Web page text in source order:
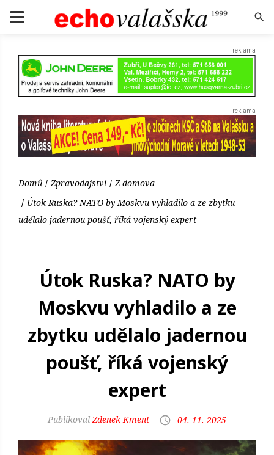
Domů Zpravodajství
Z domova
Útok Ruska? NATO by Moskvu vyhladilo a ze zbytku
udělalo jadernou poušť, říká vojenský expert
Útok Ruska? NATO by
Moskvu vyhladilo a ze
zbytku udělalo jadernou
poušť, říká vojenský
expert
Zdenek Kment 04. 11. 2025